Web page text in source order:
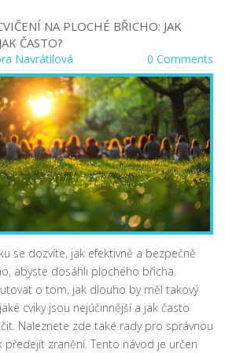
NA PLOCHÉ BŘICHO: JAK
ČASTO?
Navrátilová 0 Comments
se dozvíte, jak efektivně a bezpečně
abyste dosáhli plochého břicha.
o tom, jak dlouho by měl takový
cviky jsou nejúčinnější a jak často
Naleznete zde také rady pro správnou
předejít zranění. Tento návod je určen